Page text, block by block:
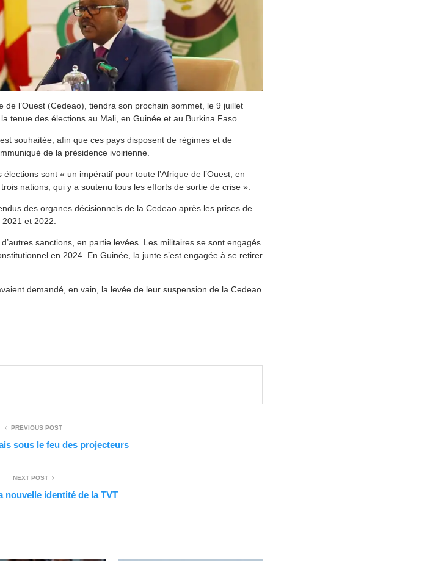
de l’Ouest (Cedeao), tiendra son prochain sommet, le 9 juillet
tenue des élections au Mali, en Guinée et au Burkina Faso.
souhaitée, afin que ces pays disposent de régimes et de
de la présidence ivoirienne.
sont « un impératif pour toute l’Afrique de l’Ouest, en
nations, qui y a soutenu tous les efforts de sortie de crise ».
des organes décisionnels de la Cedeao après les prises de
et 2022.
sanctions, en partie levées. Les militaires se sont engagés
en 2024. En Guinée, la junte s’est engagée à se retirer
demandé, en vain, la levée de leur suspension de la Cedeao
PREVIOUS POST
sous le feu des projecteurs
NEXT POST
nouvelle identité de la TVT